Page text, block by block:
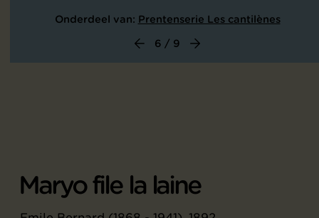
Onderdeel van: Prentenserie Les cantilènes
6 / 9
Maryo file la laine